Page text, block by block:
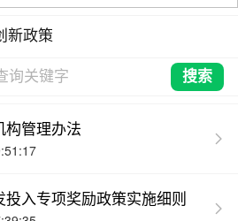
构管理办法
入专项奖励政策实施细则